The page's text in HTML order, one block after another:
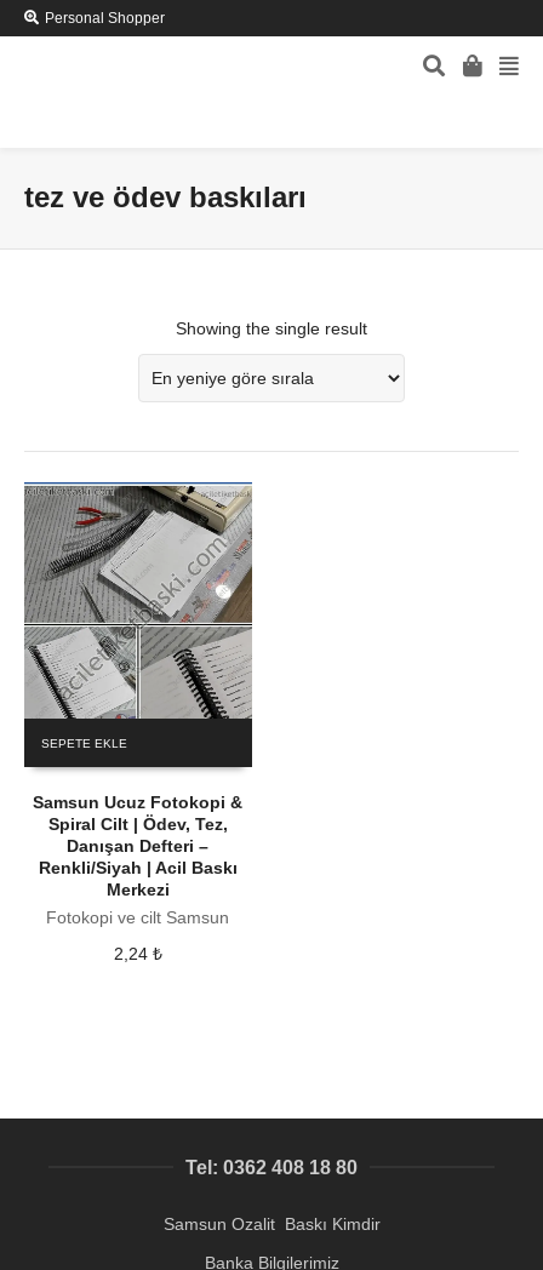
Personal Shopper
tez ve ödev baskıları
Showing the single result
SEPETE EKLE
Samsun Ucuz Fotokopi &
Spiral Cilt | Ödev, Tez,
Danışan Defteri –
Renkli/Siyah | Acil Baskı
Merkezi
Fotokopi ve cilt Samsun
2,24 ₺
Tel: 0362 408 18 80
Samsun Ozalit Baskı Kimdir
Banka Bilgilerimiz